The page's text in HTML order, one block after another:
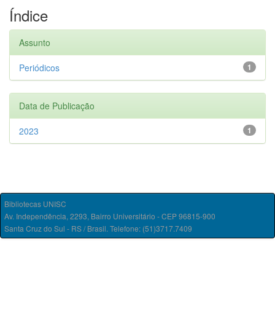
Índice
Assunto
1
Periódicos
Data de Publicação
1
2023
Bibliotecas UNISC
Av. Independência, 2293, Bairro Universitário - CEP 96815-900
Santa Cruz do Sul - RS / Brasil. Telefone: (51)3717.7409